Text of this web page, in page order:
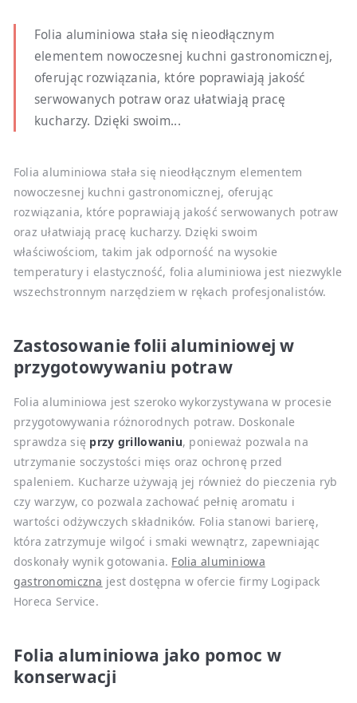
Folia aluminiowa stała się nieodłącznym
elementem nowoczesnej kuchni gastronomicznej,
oferując rozwiązania, które poprawiają jakość
serwowanych potraw oraz ułatwiają pracę
kucharzy. Dzięki swoim...
Folia aluminiowa stała się nieodłącznym elementem
nowoczesnej kuchni gastronomicznej, oferując
rozwiązania, które poprawiają jakość serwowanych potraw
oraz ułatwiają pracę kucharzy. Dzięki swoim
właściwościom, takim jak odporność na wysokie
temperatury i elastyczność, folia aluminiowa jest niezwykle
wszechstronnym narzędziem w rękach profesjonalistów.
Zastosowanie folii aluminiowej w
przygotowywaniu potraw
Folia aluminiowa jest szeroko wykorzystywana w procesie
przygotowywania różnorodnych potraw. Doskonale
sprawdza się przy grillowaniu, ponieważ pozwala na
utrzymanie soczystości mięs oraz ochronę przed
spaleniem. Kucharze używają jej również do pieczenia ryb
czy warzyw, co pozwala zachować pełnię aromatu i
wartości odżywczych składników. Folia stanowi barierę,
która zatrzymuje wilgoć i smaki wewnątrz, zapewniając
doskonały wynik gotowania. Folia aluminiowa
gastronomiczna jest dostępna w ofercie firmy Logipack
Horeca Service.
Folia aluminiowa jako pomoc w
konserwacji